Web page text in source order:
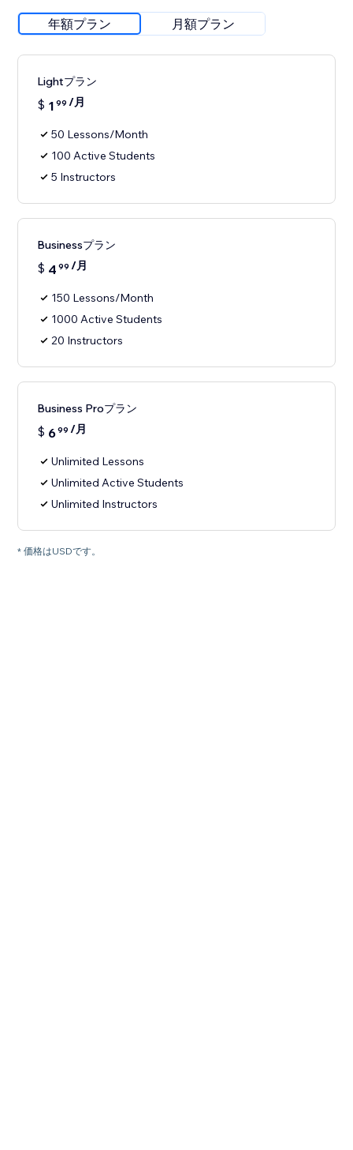
年額プラン 月額プラン
Lightプラン
$ 1 99 /月
50 Lessons/Month
100 Active Students
5 Instructors
Businessプラン
$ 4 99 /月
150 Lessons/Month
1000 Active Students
20 Instructors
Business Proプラン
$ 699 /月
Unlimited Lessons
Unlimited Active Students
Unlimited Instructors
* 価格はUSDです。